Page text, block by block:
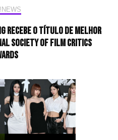
Recebe o Título de Melhor
Society of Film Critics